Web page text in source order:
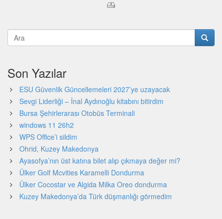
Son Yazılar
ESU Güvenlik Güncellemeleri 2027’ye uzayacak
Sevgi Liderliği – İnal Aydınoğlu kitabını bitirdim
Bursa Şehirlerarası Otobüs Terminali
windows 11 26h2
WPS Office’i sildim
Ohrid, Kuzey Makedonya
Ayasofya’nın üst katına bilet alıp çıkmaya değer mi?
Ülker Golf Mcvities Karamelli Dondurma
Ülker Cocostar ve Algida Milka Oreo dondurma
Kuzey Makedonya’da Türk düşmanlığı görmedim